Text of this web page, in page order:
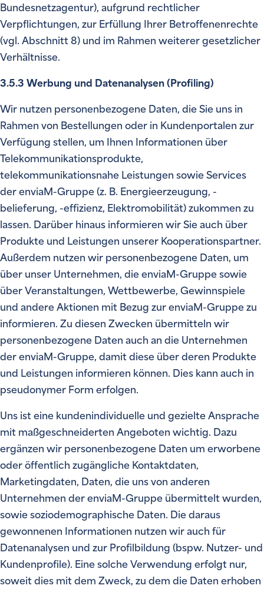
Bundesnetzagentur), aufgrund rechtlicher
Verpflichtungen, zur Erfüllung Ihrer Betroffenenrechte
(vgl. Abschnitt 8) und im Rahmen weiterer gesetzlicher
Verhältnisse.
3.5.3 Werbung und Datenanalysen (Profiling)
Wir nutzen personenbezogene Daten, die Sie uns in
Rahmen von Bestellungen oder in Kundenportalen zur
Verfügung stellen, um Ihnen Informationen über
Telekommunikationsprodukte,
telekommunikationsnahe Leistungen sowie Services
der enviaM-Gruppe (z. B. Energieerzeugung, -
belieferung, -effizienz, Elektromobilität) zukommen zu
lassen. Darüber hinaus informieren wir Sie auch über
Produkte und Leistungen unserer Kooperationspartner.
Außerdem nutzen wir personenbezogene Daten, um
über unser Unternehmen, die enviaM-Gruppe sowie
über Veranstaltungen, Wettbewerbe, Gewinnspiele
und andere Aktionen mit Bezug zur enviaM-Gruppe zu
informieren. Zu diesen Zwecken übermitteln wir
personenbezogene Daten auch an die Unternehmen
der enviaM-Gruppe, damit diese über deren Produkte
und Leistungen informieren können. Dies kann auch in
pseudonymer Form erfolgen.
Uns ist eine kundenindividuelle und gezielte Ansprache
mit maßgeschneiderten Angeboten wichtig. Dazu
ergänzen wir personenbezogene Daten um erworbene
oder öffentlich zugängliche Kontaktdaten,
Marketingdaten, Daten, die uns von anderen
Unternehmen der enviaM-Gruppe übermittelt wurden,
sowie soziodemographische Daten. Die daraus
gewonnenen Informationen nutzen wir auch für
Datenanalysen und zur Profilbildung (bspw. Nutzer- und
Kundenprofile). Eine solche Verwendung erfolgt nur,
soweit dies mit dem Zweck, zu dem die Daten erhoben